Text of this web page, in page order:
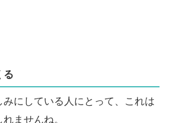
る
にしている人にとって、これは
ませんね。